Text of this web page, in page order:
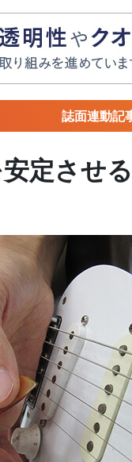
誌面連動記
定させ